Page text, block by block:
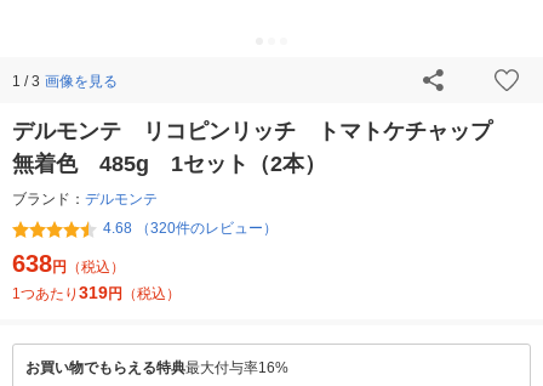
1 / 3 画像を見る
デルモンテ リコピンリッチ トマトケチャップ
無着色 485g 1セット（2本）
ブランド： デルモンテ
4.68 （320件のレビュー）
638円
（税込）
1つあたり 319円 （税込）
お買い物でもらえる特典最大付与率16%